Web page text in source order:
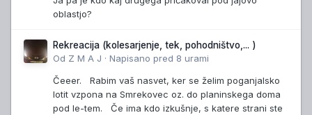
oblastjo?
Rekreacija (kolesarjenje, tek, pohodništvo,... )
Od Z M A J · Napisano pred 8 urami
Čeeer. Rabim vaš nasvet, ker se želim poganjalsko
lotit vzpona na Smrekovec oz. do planinskega doma
pod le-tem. Če ima kdo izkušnje, s katere strani ste